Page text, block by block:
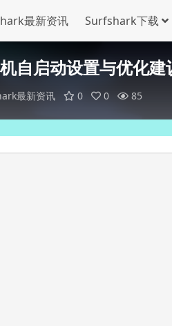
最新资讯 Surfshark下载
自启动设置与优化建
最新资讯 0 0 85